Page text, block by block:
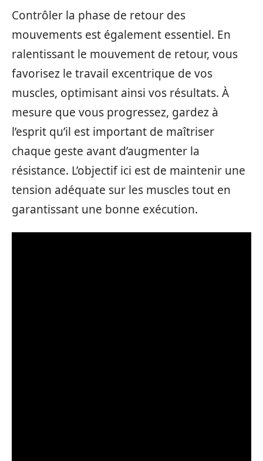
Contrôler la phase de retour des
mouvements est également essentiel. En
ralentissant le mouvement de retour, vous
favorisez le travail excentrique de vos
muscles, optimisant ainsi vos résultats. À
mesure que vous progressez, gardez à
l’esprit qu’il est important de maîtriser
chaque geste avant d’augmenter la
résistance. L’objectif ici est de maintenir une
tension adéquate sur les muscles tout en
garantissant une bonne exécution.